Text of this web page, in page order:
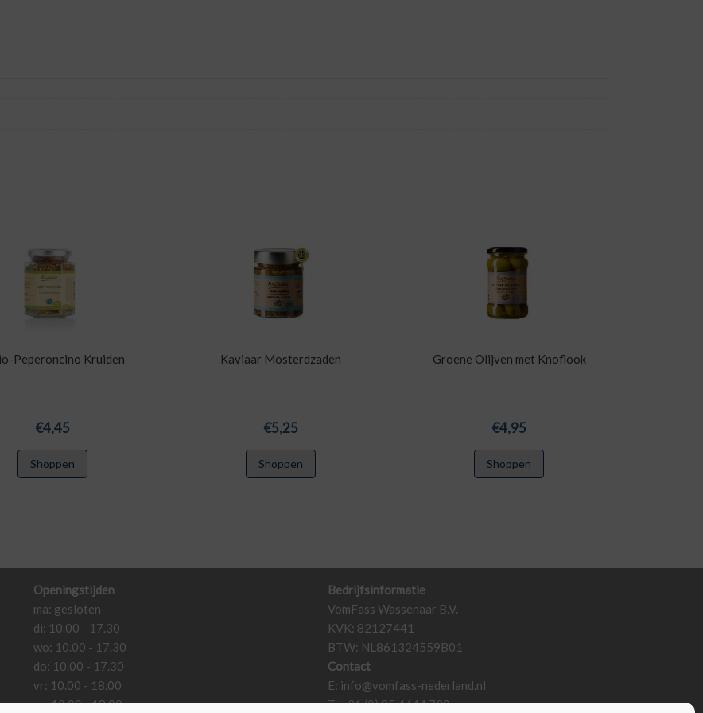
Peperoncino Kruiden
€4,45
Shoppen
Kaviaar Mosterdzaden
€5,25
Shoppen
Groene Olijven met Knoflook
€4,95
Shoppen
Openingstijden
ma: gesloten
di: 10.00 - 17.30
wo: 10.00 - 17.30
do: 10.00 - 17.30
vr: 10.00 - 18.00
za: 10.00 - 18.00
Bedrijfsinformatie
VomFass Wassenaar B.V.
KVK: 82127441
BTW: NL861324559B01
Contact
E: info@vomfass-nederland.nl
T: +31 (0) 85 4444 730